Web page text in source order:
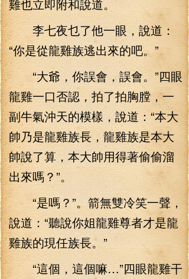
雞也立即附和說道。
李七夜乜了他一眼，說道：
“你是從龍雞族逃出來的吧。”
“大爺，你誤會，誤會。”四眼
龍雞一口否認，拍了拍胸膛，一
副牛氣沖天的模樣，說道：“本大
帥乃是龍雞族長，龍雞族是本大
帥說了算，本大帥用得著偷偷溜
出來嗎？”。
“是嗎？”。箭無雙冷笑一聲，
說道：“聽說你姐龍雞尊者才是龍
雞族的現任族長。”
“這個，這個嘛…”四眼龍雞干